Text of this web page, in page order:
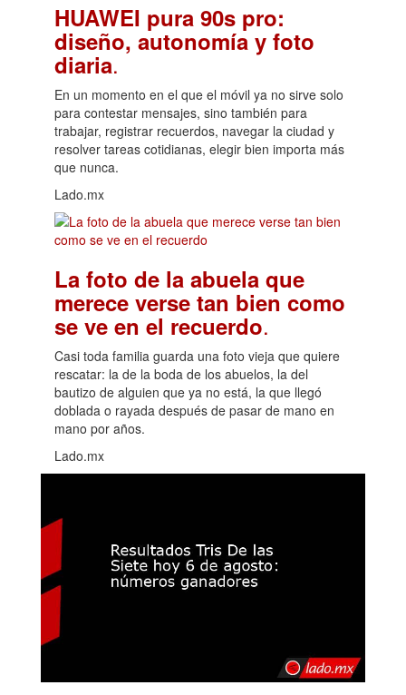
HUAWEI pura 90s pro:
diseño, autonomía y foto
diaria.
En un momento en el que el móvil ya no sirve solo
para contestar mensajes, sino también para
trabajar, registrar recuerdos, navegar la ciudad y
resolver tareas cotidianas, elegir bien importa más
que nunca.
Lado.mx
La foto de la abuela que
merece verse tan bien como
se ve en el recuerdo.
Casi toda familia guarda una foto vieja que quiere
rescatar: la de la boda de los abuelos, la del
bautizo de alguien que ya no está, la que llegó
doblada o rayada después de pasar de mano en
mano por años.
Lado.mx